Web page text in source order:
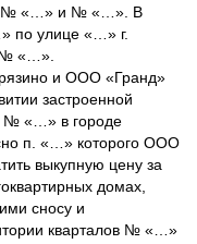
№ «…» и № «…». В
по улице «…» г.
№ «…».
и ООО «Гранд»
застроенной
№ «…» в городе
п. «…» которого ООО
выкупную цену за
домах,
сносу и
кварталов № «…»